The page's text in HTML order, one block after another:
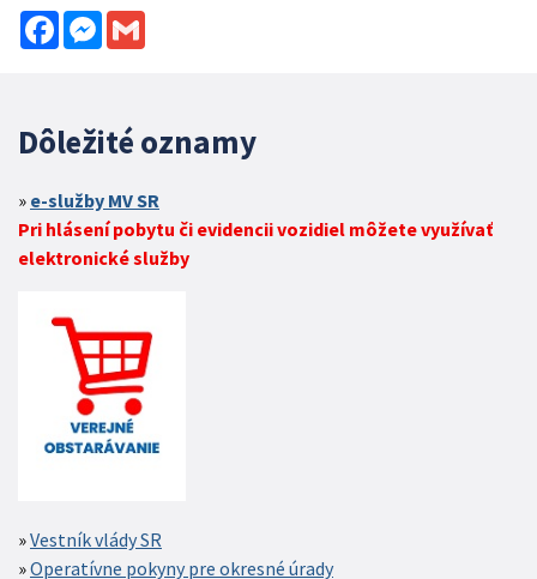
FacebookMessenger
Dôležité oznamy
e-služby MV SR
Pri hlásení pobytu či evidencii vozidiel môžete využívať
elektronické služby
Vestník vlády SR
Operatívne pokyny pre okresné úrady